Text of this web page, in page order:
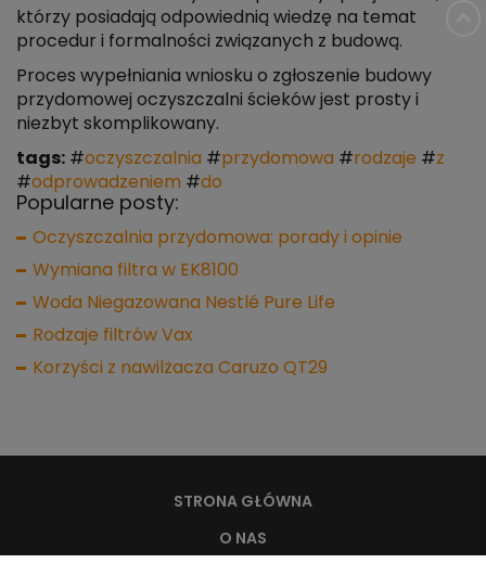
którzy posiadają odpowiednią wiedzę na temat
procedur i formalności związanych z budową.
Proces wypełniania wniosku o zgłoszenie budowy
przydomowej oczyszczalni ścieków jest prosty i
niezbyt skomplikowany.
tags: #oczyszczalnia #przydomowa #rodzaje #z
#odprowadzeniem #do
Popularne posty:
Oczyszczalnia przydomowa: porady i opinie
Wymiana filtra w EK8100
Woda Niegazowana Nestlé Pure Life
Rodzaje filtrów Vax
Korzyści z nawilżacza Caruzo QT29
STRONA GŁÓWNA
O NAS